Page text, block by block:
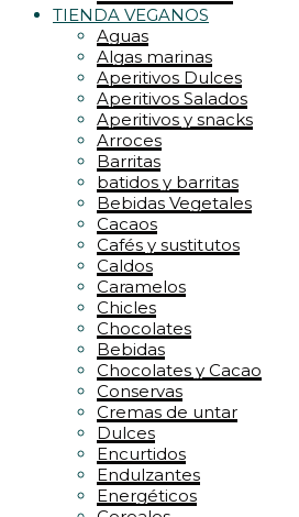
TIENDA VEGANOS
Aguas
Algas marinas
Aperitivos Dulces
Aperitivos Salados
Aperitivos y snacks
Arroces
Barritas
batidos y barritas
Bebidas Vegetales
Cacaos
Cafés y sustitutos
Caldos
Caramelos
Chicles
Chocolates
Bebidas
Chocolates y Cacao
Conservas
Cremas de untar
Dulces
Encurtidos
Endulzantes
Energéticos